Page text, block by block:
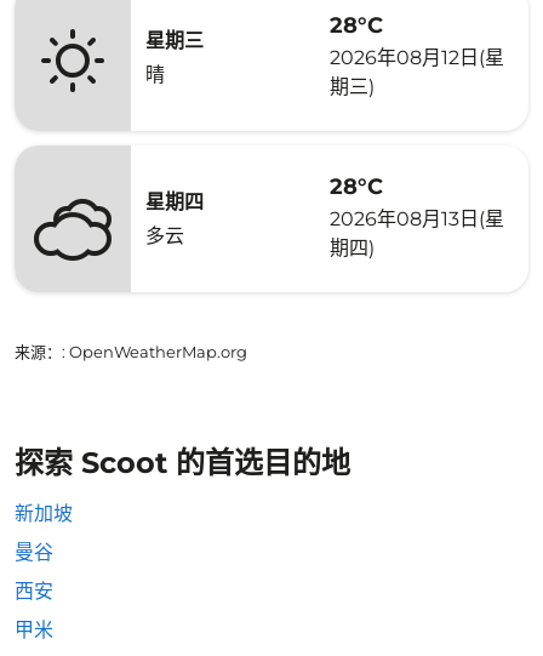
星期三
晴
28°C
2026年08月12日(星
期三)
星期四
多云
28°C
2026年08月13日(星
期四)
来源： : OpenWeatherMap.org
探索 Scoot 的首选目的地
新加坡
曼谷
西安
甲米